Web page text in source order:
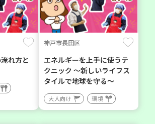
れ方と
神戸市長田区
エネルギーを上手に使うテ
クニック ～新しいライフス
タイルで地球を守る～
大人向け 環境